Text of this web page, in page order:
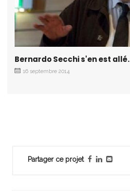
Partager ce projet
Bernardo Secchi s'en est allé.
16 septembre 2014